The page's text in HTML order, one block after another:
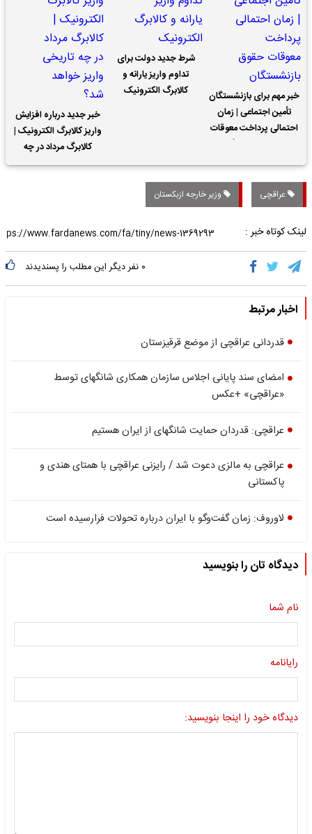
خبر مهم برای بازنشستگان
تأمین اجتماعی | زمان
احتمالی پرداخت معوقات
شرط جدید دولت برای
تداوم واریز یارانه و
کالابرگ الکترونیک
خبر جدید درباره افزایش
واریز کالابرگ الکترونیک |
کالابرگ مرداد در چه
تاریخی واریز خواهد شد؟
عراقچی وزیر خارجه ازبکستان
لینک کوتاه خبر :
۰ نفر دیگر این مطلب را پسندیدند
اخبار مرتبط
قدردانی عراقچی از موضع قرقیزستان
امضای سند پایانی اجلاس سازمان همکاری شانگهای توسط
«عراقچی» +عکس
عراقچی: قدردان حمایت شانگهای از ایران هستیم
عراقچی به مالزی دعوت شد / رایزنی عراقچی با همتای هندی و
پاکستانی
لاوروف: زمان گفت‌وگو با ایران درباره تحولات فرارسیده است
دیدگاه تان را بنویسید
نام شما
رایانامه
دیدگاه خود را اینجا بنویسید: